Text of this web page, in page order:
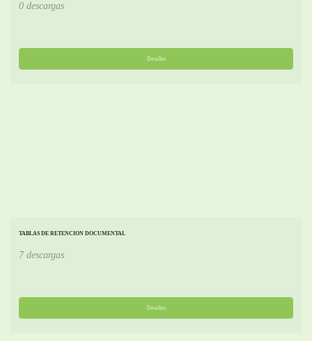
0 descargas
Detalles
TABLAS DE RETENCION DOCUMENTAL
7 descargas
Detalles